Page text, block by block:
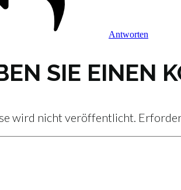
Antworten
SIE EINEN
wird nicht veröffentlicht.